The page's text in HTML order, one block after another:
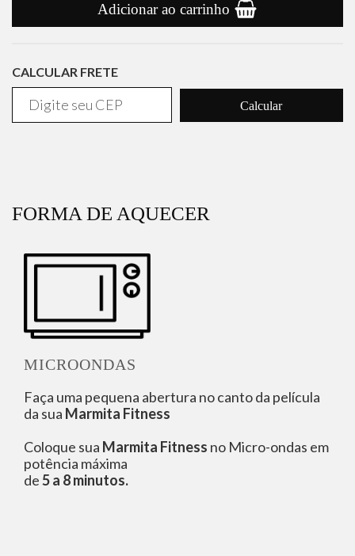
Adicionar ao carrinho
CALCULAR FRETE
Calcular
FORMA DE AQUECER
MICROONDAS
Faça uma pequena abertura no canto da película
da sua Marmita Fitness
Coloque sua Marmita Fitness no Micro-ondas em
potência máxima
de5 a 8 minutos.